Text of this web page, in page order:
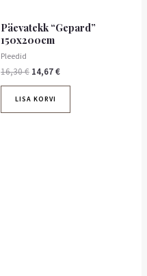
Päevatekk “Gepard”
150x200cm
Pleedid
16,30€ 14,67€
LISA KORVI